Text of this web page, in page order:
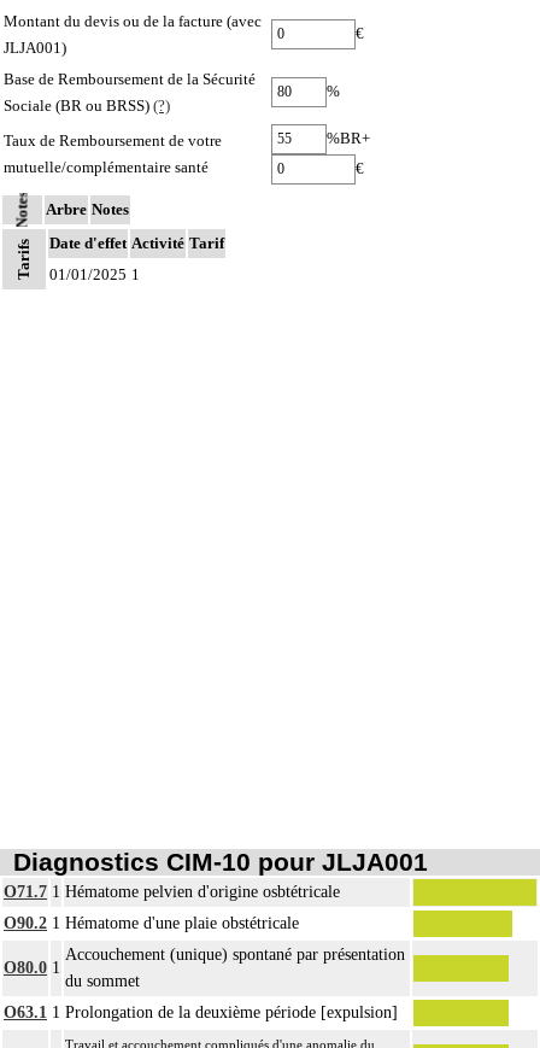
Montant du devis ou de la facture (avec
JLJA001)
€
Base de Remboursement de la Sécurité
Sociale (BR ou BRSS) (?)
%
Taux de Remboursement de votre
mutuelle/complémentaire santé
%BR+
€
Notes Arbre Notes
Tarifs Date d'effet Activité Tarif
01/01/2025 1
Diagnostics CIM-10 pour JLJA001
O71.7 1 Hématome pelvien d'origine osbtétricale
O90.2 1 Hématome d'une plaie obstétricale
O80.0 1
Accouchement (unique) spontané par présentation
du sommet
O63.1 1 Prolongation de la deuxième période [expulsion]
Travail et accouchement compliqués d'une anomalie du